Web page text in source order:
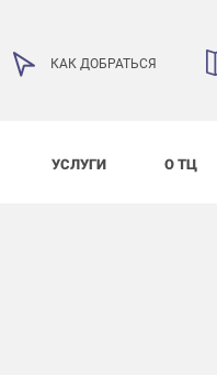
КАК ДОБРАТЬСЯ
УСЛУГИ О ТЦ